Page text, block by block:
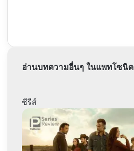
อ่านบทความอื่นๆ ในแพทโซนิค
ซีรีส์